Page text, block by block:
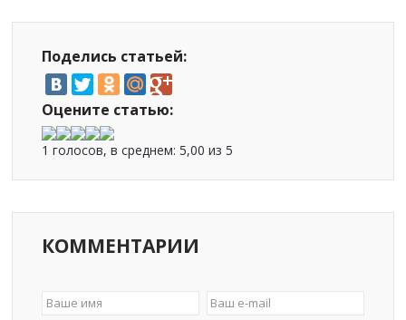
Поделись статьей:
Оцените статью:
1 голосов, в среднем:5,00 из 5
КОММЕНТАРИИ